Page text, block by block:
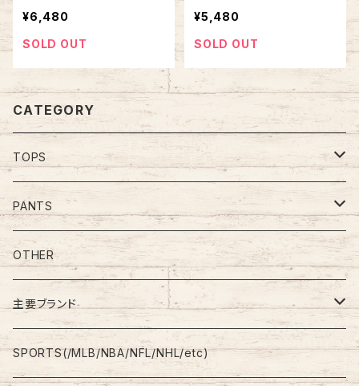
キーズ ペインターパンツ ワ
ークパンツ グリーン カーキ
オリーブ ダック地 ゆるだぼ
¥6,480
SOLD OUT
パンツ カーゴパンツ ワーク
パンツ グリーン カーキ オリ
ーブ ダック地 ストリート デ
¥5,480
SOLD OUT
CATEGORY
TOPS
Tee
S/L Tee
Polo Shirt
Shirt
L/S
Sweatshirt
PANTS
Jeans/Denim
Work Pants
Shorts
OTHER
主要ブランド
adidas
SPORTS(/MLB/NBA/NFL/NHL/etc)